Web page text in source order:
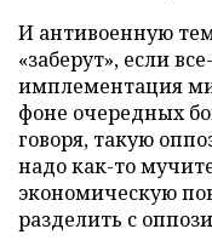
И антивоенную
«заберут», если
имплементация
фоне очередных
говоря, такую
надо как-то
экономическую
разделить с